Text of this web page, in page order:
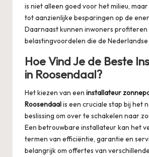
is niet alleen goed voor het milieu,
tot aanzienlijke besparingen op de
Daarnaast kunnen inwoners profiteren
belastingvoordelen die de
Hoe Vind Je de Beste
in Roosendaal?
Het kiezen van een installateur
Roosendaalis een cruciale stap bij het
beslissing om over te schakelen naar
Een betrouwbare installateur kan het
termen van efficiëntie, garantie en
belangrijk om offertes van